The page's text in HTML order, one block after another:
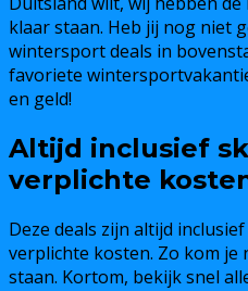
klaar staan. Heb jij nog niet
wintersport deals in
favoriete
en geld!
Altijd inclusief
verplichte
Deze deals zijn altijd
verplichte kosten. Zo kom
staan. Kortom, bekijk snel